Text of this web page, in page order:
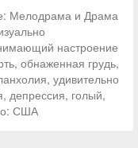
Мелодрама и Драма
настроение
обнаженная грудь,
удивительно
депрессия, голый,
США